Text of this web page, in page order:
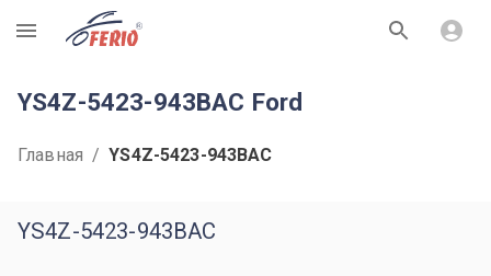
R
YS4Z-5423-943BAC Ford
Главная / YS4Z-5423-943BAC
YS4Z-5423-943BAC